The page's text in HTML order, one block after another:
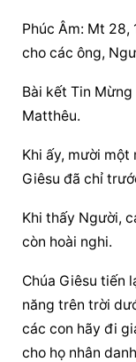
Phúc Âm: Mt
cho các ông,
Bài kết Tin
Matthêu.
Khi ấy, mười một
Giêsu đã chỉ
Khi thấy Người,
còn hoài nghi.
Chúa Giêsu tiến
năng trên trời
các con hãy đi
cho họ nhân